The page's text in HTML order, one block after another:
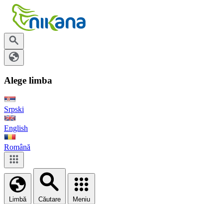
Alege limba
Srpski
English
Română
Limbă Căutare Meniu